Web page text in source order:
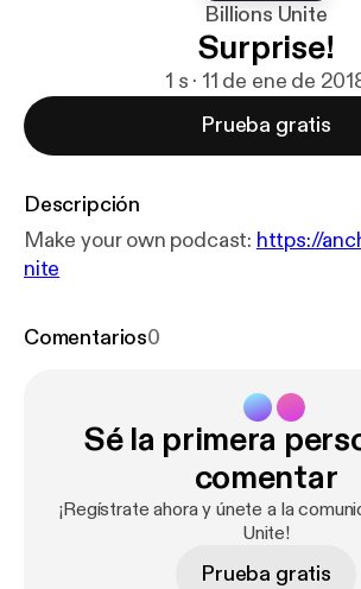
Billions Unite
Surprise!
1 s · 11 de ene de
Prueba gratis
Descripción
Make your own podcast: https://
nite
Comentarios0
Sé la primera
comentar
¡Regístrate ahora y únete a la
Unite!
Prueba gratis